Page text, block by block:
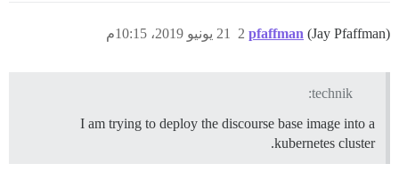
pfaffman (Jay Pfaffman) 21 يونيو 2019، 10:15م 2
technik:
I am trying to deploy the discourse base image into a
kubernetes cluster.